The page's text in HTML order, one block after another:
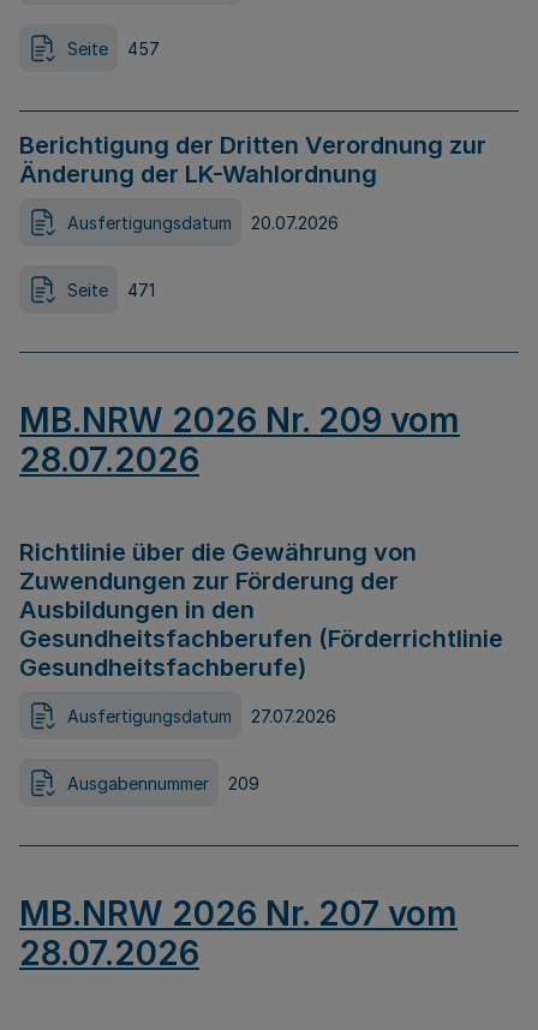
Seite 457
Berichtigung der Dritten Verordnung zur
Änderung der LK-Wahlordnung
Ausfertigungsdatum 20.07.2026
Seite 471
MB.NRW 2026 Nr. 209 vom
28.07.2026
Richtlinie über die Gewährung von
Zuwendungen zur Förderung der
Ausbildungen in den
Gesundheitsfachberufen (Förderrichtlinie
Gesundheitsfachberufe)
Ausfertigungsdatum 27.07.2026
Ausgabennummer 209
MB.NRW 2026 Nr. 207 vom
28.07.2026